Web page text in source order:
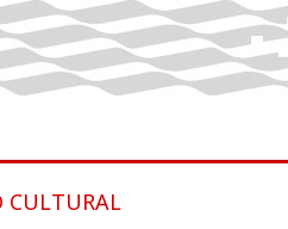
CULTURAL